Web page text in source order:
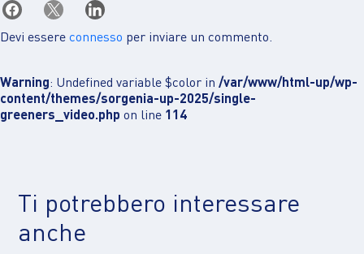
Devi essereconnesso per inviare un commento.
Warning: Undefined variable $color in /var/www/html-up/wp-
content/themes/sorgenia-up-2025/single-
greeners_video.php on line 114
Ti potrebbero interessare
anche